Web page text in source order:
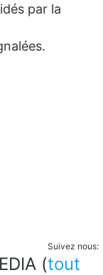
par la
Suivez nous:
(tout